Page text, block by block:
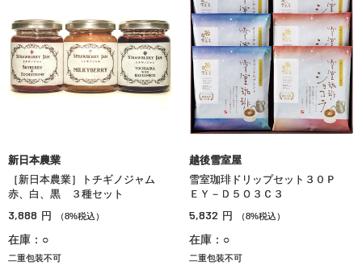
新日本農業
［新日本農業］トチギノジャム
赤、白、黒 ３種セット
3,888 円 （8%税込）
在庫：○
二重包装不可
越後雪室屋
雪室珈琲ドリップセット３０Ｐ
ＥＹ－Ｄ５Ｏ３Ｃ３
5,832 円 （8%税込）
在庫：○
二重包装不可